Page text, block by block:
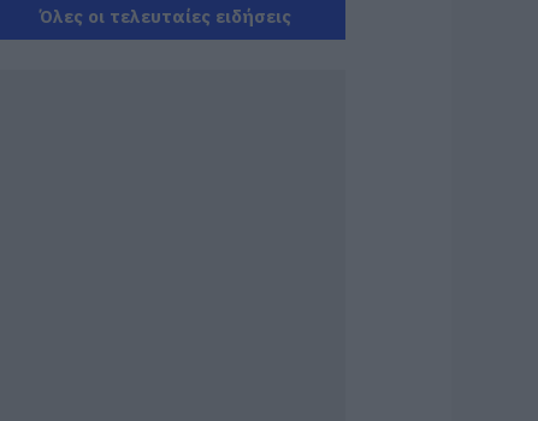
Όλες οι τελευταίες ειδήσεις